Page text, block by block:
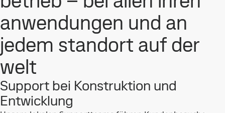
anwendungen und an
jedem standort auf der
welt
Support bei Konstruktion und
Entwicklung